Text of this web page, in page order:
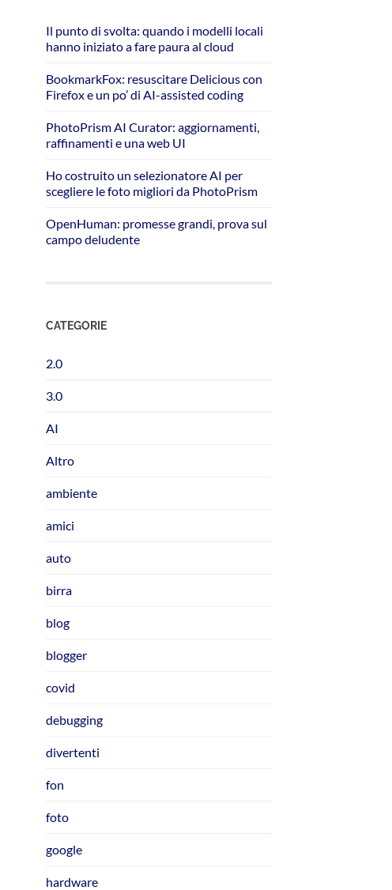
Il punto di svolta: quando i modelli locali
hanno iniziato a fare paura al cloud
BookmarkFox: resuscitare Delicious con
Firefox e un po’ di AI-assisted coding
PhotoPrism AI Curator: aggiornamenti,
raffinamenti e una web UI
Ho costruito un selezionatore AI per
scegliere le foto migliori da PhotoPrism
OpenHuman: promesse grandi, prova sul
campo deludente
CATEGORIE
2.0
3.0
AI
Altro
ambiente
amici
auto
birra
blog
blogger
covid
debugging
divertenti
fon
foto
google
hardware